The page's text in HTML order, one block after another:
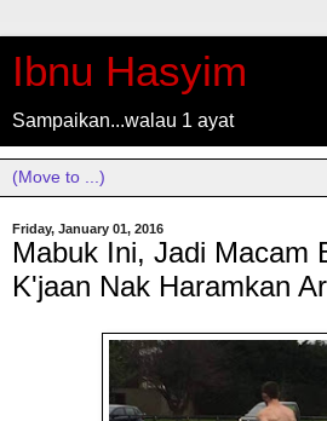
Ibnu Hasyim
Sampaikan...walau 1 ayat
Friday, January 01, 2016
Mabuk Ini, Jadi Macam
K'jaan Nak Haramkan